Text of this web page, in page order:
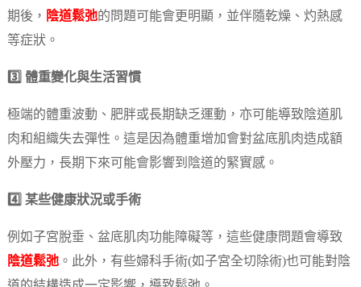
期後， 陰道鬆弛的問題可能會更明顯，並伴隨乾燥、灼熱感
等症狀。
3️⃣ 體重變化與生活習慣
極端的體重波動、肥胖或長期缺乏運動，亦可能導致陰道肌
肉和組織失去彈性。這是因為體重增加會對盆底肌肉造成額
外壓力，長期下來可能會影響到陰道的緊實感。
4️⃣ 某些健康狀況或手術
例如子宮脫垂、盆底肌肉功能障礙等，這些健康問題會導致
陰道鬆弛。此外，有些婦科手術(如子宮全切除術)也可能對陰